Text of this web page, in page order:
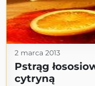
2 marca 2013
Pstrąg
cytryną